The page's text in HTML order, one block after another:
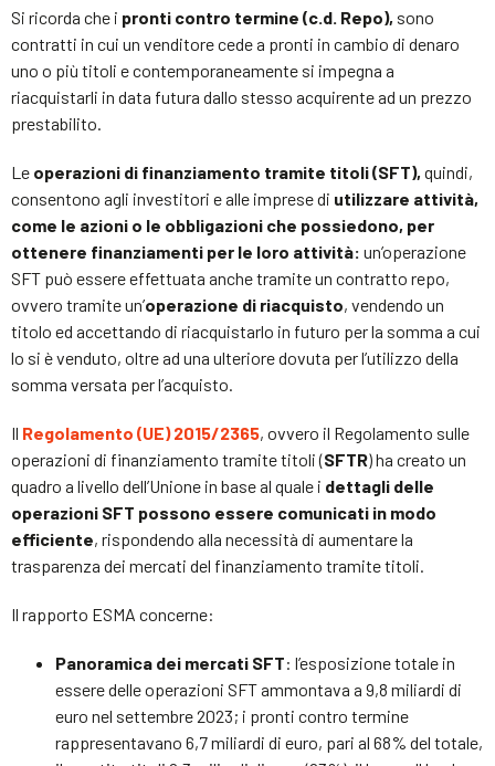
Si ricorda che i pronti contro termine (c.d. Repo), sono
contratti in cui un venditore cede a pronti in cambio di denaro
uno o più titoli e contemporaneamente si impegna a
riacquistarli in data futura dallo stesso acquirente ad un prezzo
prestabilito.
Le operazioni di finanziamento tramite titoli (SFT), quindi,
consentono agli investitori e alle imprese di utilizzare attività,
come le azioni o le obbligazioni che possiedono, per
ottenere finanziamenti per le loro attività: un’operazione
SFT può essere effettuata anche tramite un contratto repo,
ovvero tramite un’operazione di riacquisto, vendendo un
titolo ed accettando di riacquistarlo in futuro per la somma a cui
lo si è venduto, oltre ad una ulteriore dovuta per l’utilizzo della
somma versata per l’acquisto.
Il Regolamento (UE) 2015/2365, ovvero il Regolamento sulle
operazioni di finanziamento tramite titoli (SFTR) ha creato un
quadro a livello dell’Unione in base al quale i dettagli delle
operazioni SFT possono essere comunicati in modo
efficiente, rispondendo alla necessità di aumentare la
trasparenza dei mercati del finanziamento tramite titoli.
Il rapporto ESMA concerne:
Panoramica dei mercati SFT: l’esposizione totale in
essere delle operazioni SFT ammontava a 9,8 miliardi di
euro nel settembre 2023; i pronti contro termine
rappresentavano 6,7 miliardi di euro, pari al 68% del totale,